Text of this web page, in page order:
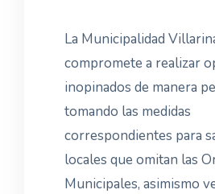
La Municipalidad
compromete a realizar
inopinados de manera
tomando las medidas
correspondientes para
locales que omitan las
Municipales, asimismo